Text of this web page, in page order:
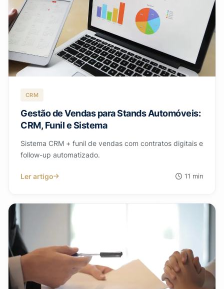
CRM
Gestão de Vendas para Stands Automóveis:
CRM, Funil e Sistema
Sistema CRM + funil de vendas com contratos digitais e
follow-up automatizado.
Ler artigo 11 min